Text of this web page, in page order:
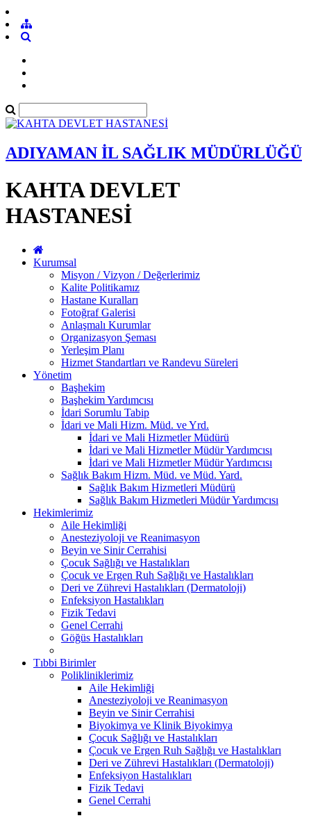
ADIYAMAN İL SAĞLIK MÜDÜRLÜĞÜ
KAHTA DEVLET
HASTANESİ
Kurumsal
Misyon / Vizyon / Değerlerimiz
Kalite Politikamız
Hastane Kuralları
Fotoğraf Galerisi
Anlaşmalı Kurumlar
Organizasyon Şeması
Yerleşim Planı
Hizmet Standartları ve Randevu Süreleri
Yönetim
Başhekim
Başhekim Yardımcısı
İdari Sorumlu Tabip
İdari ve Mali Hizm. Müd. ve Yrd.
İdari ve Mali Hizmetler Müdürü
İdari ve Mali Hizmetler Müdür Yardımcısı
İdari ve Mali Hizmetler Müdür Yardımcısı
Sağlık Bakım Hizm. Müd. ve Müd. Yard.
Sağlık Bakım Hizmetleri Müdürü
Sağlık Bakım Hizmetleri Müdür Yardımcısı
Hekimlerimiz
Aile Hekimliği
Anesteziyoloji ve Reanimasyon
Beyin ve Sinir Cerrahisi
Çocuk Sağlığı ve Hastalıkları
Çocuk ve Ergen Ruh Sağlığı ve Hastalıkları
Deri ve Zührevi Hastalıkları (Dermatoloji)
Enfeksiyon Hastalıkları
Fizik Tedavi
Genel Cerrahi
Göğüs Hastalıkları
Tıbbi Birimler
Polikliniklerimiz
Aile Hekimliği
Anesteziyoloji ve Reanimasyon
Beyin ve Sinir Cerrahisi
Biyokimya ve Klinik Biyokimya
Çocuk Sağlığı ve Hastalıkları
Çocuk ve Ergen Ruh Sağlığı ve Hastalıkları
Deri ve Zührevi Hastalıkları (Dermatoloji)
Enfeksiyon Hastalıkları
Fizik Tedavi
Genel Cerrahi